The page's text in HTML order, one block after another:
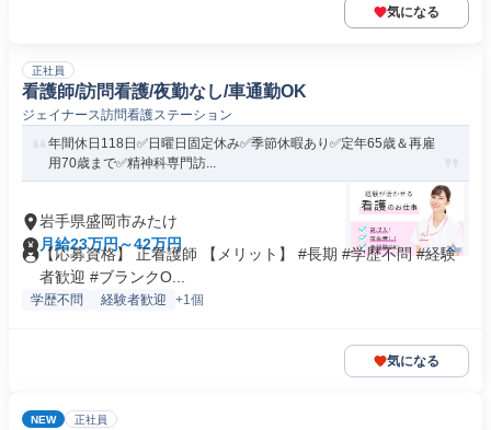
気になる
正社員
看護師/訪問看護/夜勤なし/車通勤OK
ジェイナース訪問看護ステーション
年間休日118日✅日曜日固定休み✅季節休暇あり✅定年65歳＆再雇
用70歳まで✅精神科専門訪...
岩手県盛岡市みたけ
月給23万円～42万円
【応募資格】 正看護師 【メリット】 #長期 #学歴不問 #経験
者歓迎 #ブランクO...
学歴不問 経験者歓迎 +1個
気になる
NEW 正社員